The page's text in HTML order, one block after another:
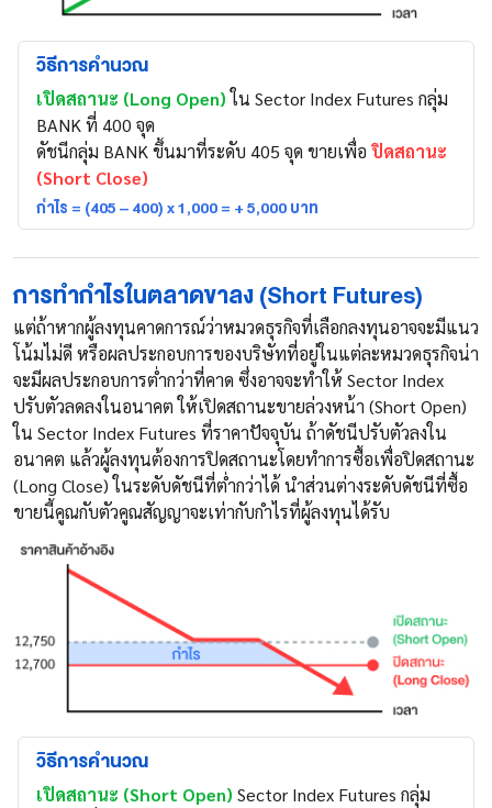
วิธีการคำนวณ
เปิดสถานะ (Long Open)ใน Sector Index Futures กลุ่ม
BANK ที่ 400 จุด
ดัชนีกลุ่ม BANK ขึ้นมาที่ระดับ 405 จุด ขายเพื่อ ปิดสถานะ
(Short Close)
กำไร = (405 – 400) x 1,000 = + 5,000 บาท
การทำกำไรในตลาดขาลง (Short Futures)
แต่ถ้าหากผู้ลงทุนคาดการณ์ว่าหมวดธุรกิจที่เลือกลงทุนอาจจะมีแนว
โน้มไม่ดี หรือผลประกอบการของบริษัทที่อยู่ในแต่ละหมวดธุรกิจน่า
จะมีผลประกอบการต่ำกว่าที่คาด ซึ่งอาจจะทำให้ Sector Index
ปรับตัวลดลงในอนาคต ให้เปิดสถานะขายล่วงหน้า (Short Open)
ใน Sector Index Futures ที่ราคาปัจจุบัน ถ้าดัชนีปรับตัวลงใน
อนาคต แล้วผู้ลงทุนต้องการปิดสถานะโดยทำการซื้อเพื่อปิดสถานะ
(Long Close) ในระดับดัชนีที่ต่ำกว่าได้ นำส่วนต่างระดับดัชนีที่ซื้อ
ขายนี้คูณกับตัวคูณสัญญาจะเท่ากับกำไรที่ผู้ลงทุนได้รับ
วิธีการคำนวณ
เปิดสถานะ (Short Open) Sector Index Futures กลุ่ม